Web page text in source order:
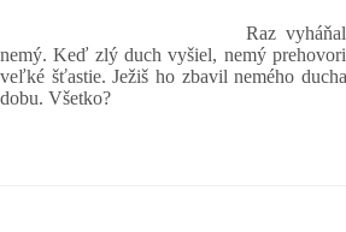
Raz
nemý. Keď zlý duch vyšiel, nemý
veľké šťastie. Ježiš ho zbavil nemého
dobu. Všetko?